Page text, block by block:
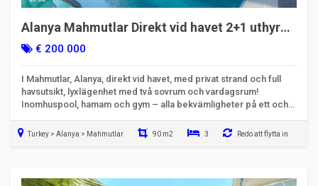
Alanya Mahmutlar Direkt vid havet 2+1 uthyres
| Privat strand och lyx
€ 200 000
I Mahmutlar, Alanya, direkt vid havet, med privat strand och full
havsutsikt, lyxlägenhet med två sovrum och vardagsrum!
Inomhuspool, hamam och gym – alla bekvämligheter på ett och
Turkey > Alanya > Mahmutlar 90 m2 3 Redo att flytta in